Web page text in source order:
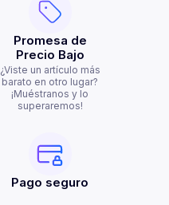
Promesa de
Precio Bajo
¿Viste un artículo más
barato en otro lugar?
¡Muéstranos y lo
superaremos!
Pago seguro